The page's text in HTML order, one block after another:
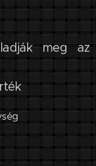
meg az
m3